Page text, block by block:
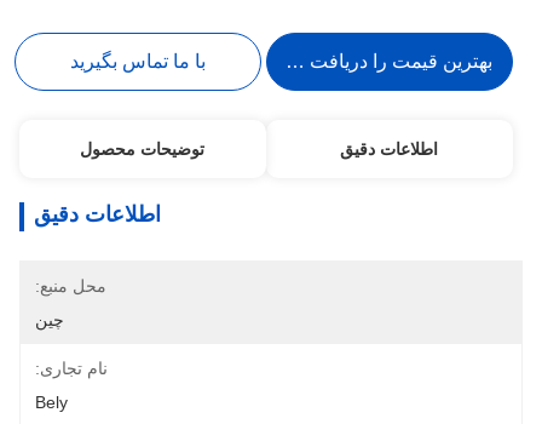
بهترین قیمت را دریافت کنید با ما تماس بگیرید
اطلاعات دقیق توضیحات محصول
اطلاعات دقیق
محل منبع:
چین
نام تجاری:
Bely